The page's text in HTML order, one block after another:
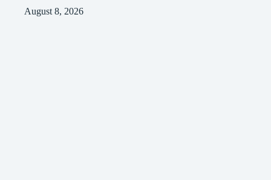
August 8, 2026